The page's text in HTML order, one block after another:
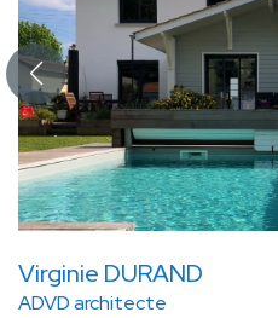
Virginie DURAND
ADVD architecte